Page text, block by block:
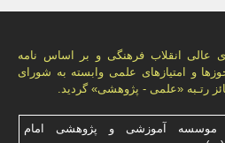
ماده واحده مصوب 24/6/1387 شورای عالی انقلاب فرهنگی و بر اساس نامه
اعطای مجوزها و امتيازهای علمی وابسته به شورای
موسسه آموزشی و پژوهشی امام